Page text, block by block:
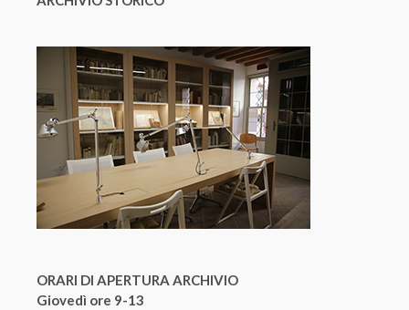
ORARI DI APERTURA ARCHIVIO
Giovedì ore 9-13